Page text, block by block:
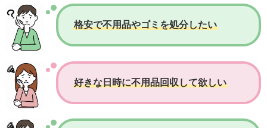
格安で不用品やゴミを処分したい
好きな日時に不用品回収して欲しい